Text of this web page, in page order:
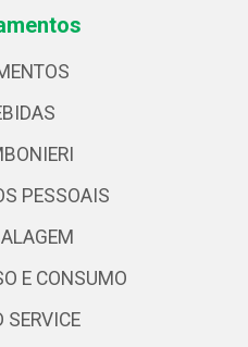
PESSOAIS
E CONSUMO
SERVICE